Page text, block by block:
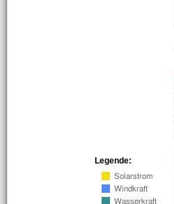
Legende: